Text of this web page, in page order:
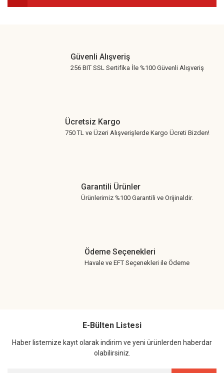
Güvenli Alışveriş
256 BIT SSL Sertifika İle %100 Güvenli Alışveriş
Ücretsiz Kargo
750 TL ve Üzeri Alışverişlerde Kargo Ücreti Bizden!
Garantili Ürünler
Ürünlerimiz %100 Garantili ve Orijinaldir.
Ödeme Seçenekleri
Havale ve EFT Seçenekleri ile Ödeme
E-Bülten Listesi
Haber listemize kayıt olarak indirim ve yeni ürünlerden haberdar
olabilirsiniz.